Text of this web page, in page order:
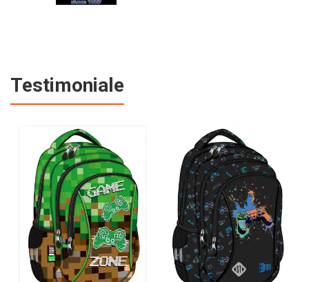
Testimoniale